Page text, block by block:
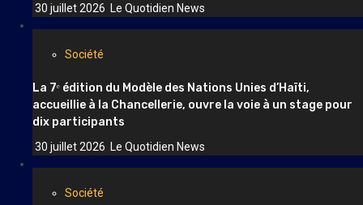
30 juillet 2026 Le Quotidien News
Société
La 7ᵉ édition du Modèle des Nations Unies d’Haïti,
accueillie à la Chancellerie, ouvre la voie à un stage pour
dix participants
30 juillet 2026 Le Quotidien News
Société